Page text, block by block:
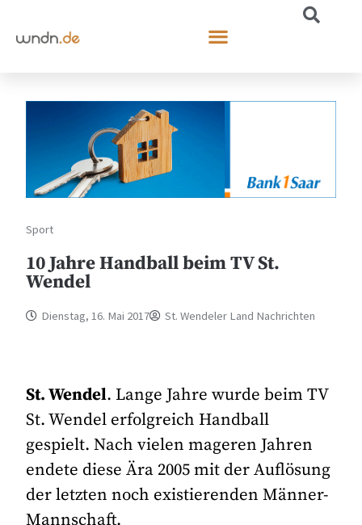
Sport
10 Jahre Handball beim TV St.
Wendel
Dienstag, 16. Mai 2017 St. Wendeler Land Nachrichten
St. Wendel. Lange Jahre wurde beim TV
St. Wendel erfolgreich Handball
gespielt. Nach vielen mageren Jahren
endete diese Ära 2005 mit der Auflösung
der letzten noch existierenden Männer-
Mannschaft.